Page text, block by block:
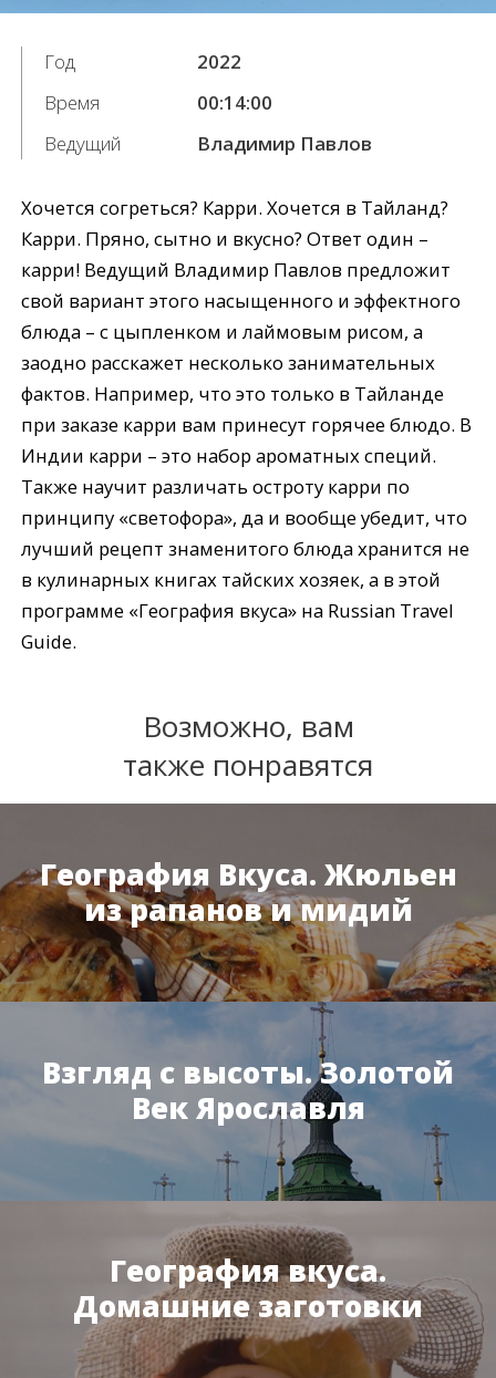
Год
2022
Время
00:14:00
Ведущий
Владимир Павлов
Хочется согреться? Карри. Хочется в Тайланд?
Карри. Пряно, сытно и вкусно? Ответ один –
карри! Ведущий Владимир Павлов предложит
свой вариант этого насыщенного и эффектного
блюда – с цыпленком и лаймовым рисом, а
заодно расскажет несколько занимательных
фактов. Например, что это только в Тайланде
при заказе карри вам принесут горячее блюдо. В
Индии карри – это набор ароматных специй.
Также научит различать остроту карри по
принципу «светофора», да и вообще убедит, что
лучший рецепт знаменитого блюда хранится не
в кулинарных книгах тайских хозяек, а в этой
программе «География вкуса» на Russian Travel
Guide.
Возможно, вам
также понравятся
География Вкуса. Жюльен
из рапанов и мидий
Взгляд с высоты. Золотой
Век Ярославля
География вкуса.
Домашние заготовки